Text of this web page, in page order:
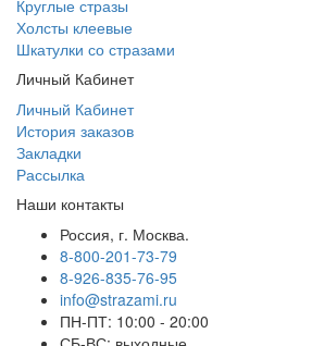
Круглые стразы
Холсты клеевые
Шкатулки со стразами
Личный Кабинет
Личный Кабинет
История заказов
Закладки
Рассылка
Наши контакты
Россия, г. Москва.
8-800-201-73-79
8-926-835-76-95
info@strazami.ru
ПН-ПТ: 10:00 - 20:00